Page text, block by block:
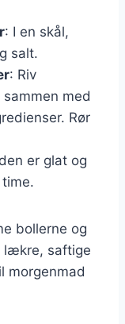
: I en skål,
salt.
: Riv
med
Rør
er glat og
bollerne og
lækre, saftige
morgenmad